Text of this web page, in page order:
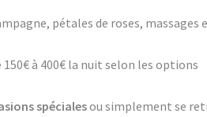
pétales de roses, massages
à 400€ la nuit selon les options
spécialesou simplement se